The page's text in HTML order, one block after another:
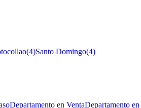
(4)Santo Domingo(4)
Departamento en VentaDepartamento